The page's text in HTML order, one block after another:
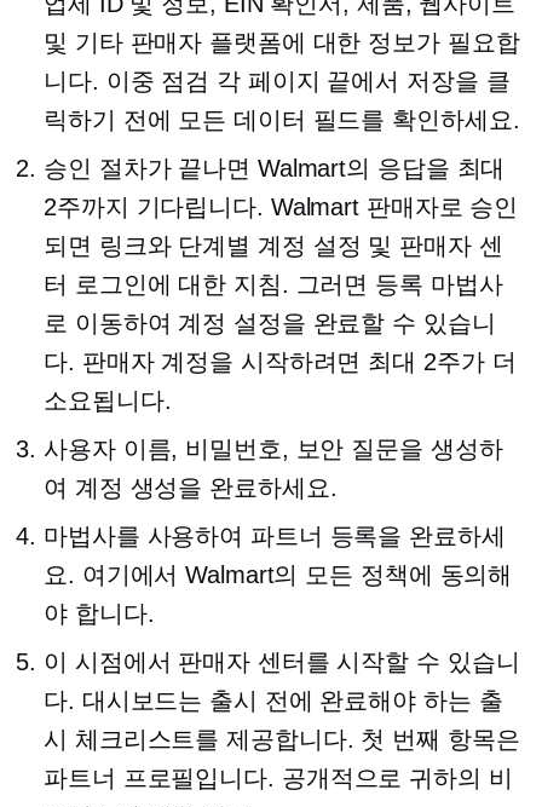
및 기타 판매자 플랫폼에 대한 정보가 필요합
니다. 이중 점검 각 페이지 끝에서 저장을 클
릭하기 전에 모든 데이터 필드를 확인하세요.
승인 절차가 끝나면 Walmart의 응답을 최대
2주까지 기다립니다. Walmart 판매자로 승인
되면 링크와 단계별 계정 설정 및 판매자 센
터 로그인에 대한 지침. 그러면 등록 마법사
로 이동하여 계정 설정을 완료할 수 있습니
다. 판매자 계정을 시작하려면 최대 2주가 더
소요됩니다.
사용자 이름, 비밀번호, 보안 질문을 생성하
여 계정 생성을 완료하세요.
마법사를 사용하여 파트너 등록을 완료하세
요. 여기에서 Walmart의 모든 정책에 동의해
야 합니다.
이 시점에서 판매자 센터를 시작할 수 있습니
다. 대시보드는 출시 전에 완료해야 하는 출
시 체크리스트를 제공합니다. 첫 번째 항목은
파트너 프로필입니다. 공개적으로 귀하의 비